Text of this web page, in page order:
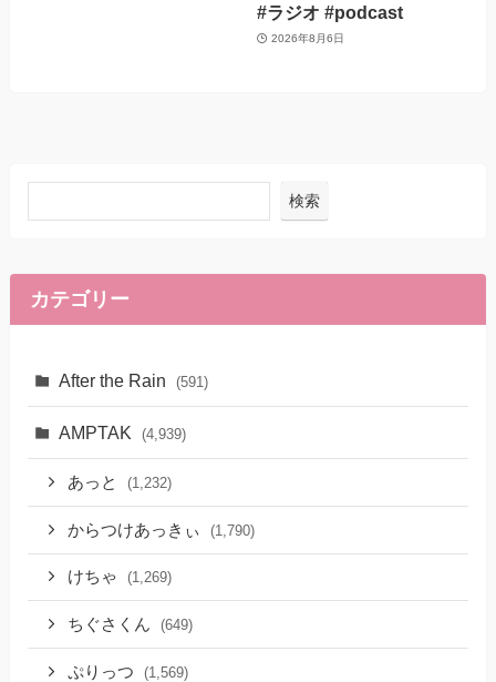
#ラジオ #podcast
2026年8月6日
検索
カテゴリー
After the Rain (591)
AMPTAK (4,939)
あっと (1,232)
からつけあっきぃ (1,790)
けちゃ (1,269)
ちぐさくん (649)
ぷりっつ (1,569)